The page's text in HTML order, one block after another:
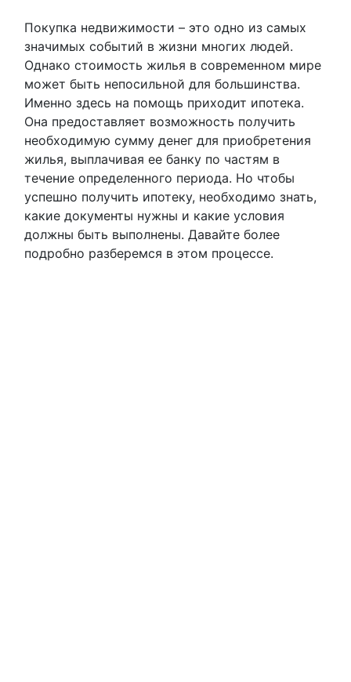
Покупка недвижимости – это одно из самых
значимых событий в жизни многих людей.
Однако стоимость жилья в современном мире
может быть непосильной для большинства.
Именно здесь на помощь приходит ипотека.
Она предоставляет возможность получить
необходимую сумму денег для приобретения
жилья, выплачивая ее банку по частям в
течение определенного периода. Но чтобы
успешно получить ипотеку, необходимо знать,
какие документы нужны и какие условия
должны быть выполнены. Давайте более
подробно разберемся в этом процессе.